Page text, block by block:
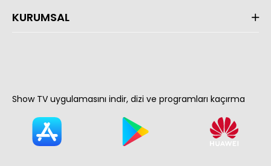
KURUMSAL
Show TV uygulamasını indir, dizi ve programları kaçırma